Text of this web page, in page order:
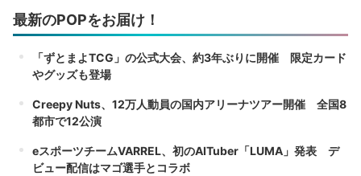
最新のPOPをお届け！
「ずとまよTCG」の公式大会、約3年ぶりに開催 限定カード
やグッズも登場
Creepy Nuts、12万人動員の国内アリーナツアー開催 全国8
都市で12公演
eスポーツチームVARREL、初のAITuber「LUMA」発表 デ
ビュー配信はマゴ選手とコラボ